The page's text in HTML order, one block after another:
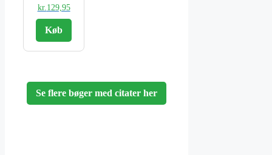
kr. 129,95
Køb
Se flere bøger med citater her